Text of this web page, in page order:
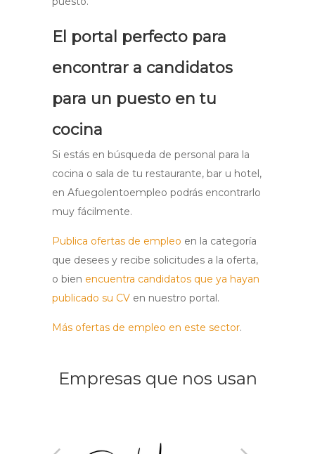
El portal perfecto para
encontrar a candidatos
para un puesto en tu
cocina
Si estás en búsqueda de personal para la
cocina o sala de tu restaurante, bar u hotel,
en Afuegolentoempleo podrás encontrarlo
muy fácilmente.
Publica ofertas de empleo en la categoría
que desees y recibe solicitudes a la oferta,
o bien encuentra candidatos que ya hayan
publicado su CV en nuestro portal.
Más ofertas de empleo en este sector.
Empresas que nos usan